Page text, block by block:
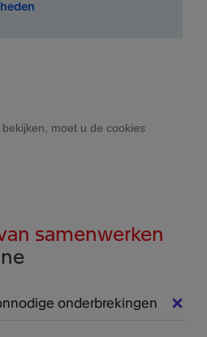
moet u de cookies
samenwerken
onderbrekingen